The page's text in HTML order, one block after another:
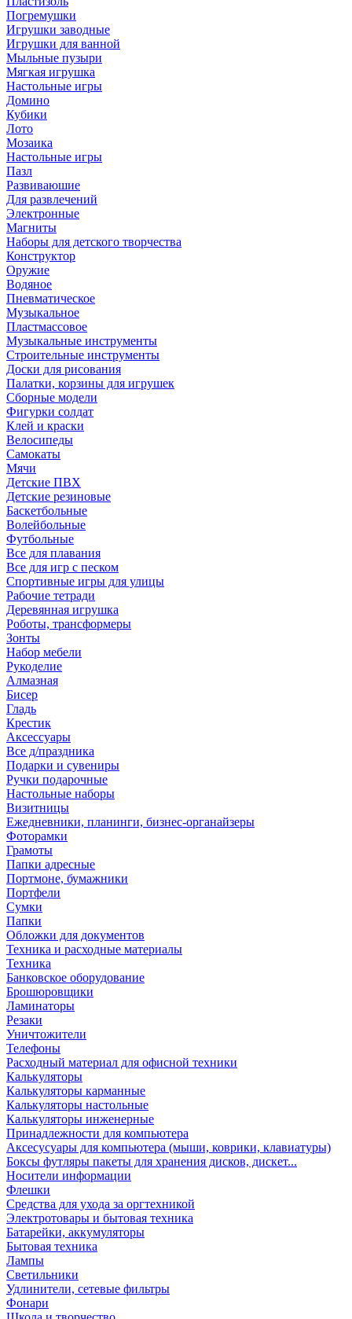
Погремушки
Игрушки заводные
Игрушки для ванной
Мыльные пузыри
Мягкая игрушка
Настольные игры
Домино
Кубики
Лото
Мозаика
Настольные игры
Пазл
Развиваюшие
Для развлечений
Электронные
Магниты
Наборы для детского творчества
Конструктор
Оружие
Водяное
Пневматическое
Музыкальное
Пластмассовое
Музыкальные инструменты
Строительные инструменты
Доски для рисования
Палатки, корзины для игрушек
Сборные модели
Фигурки солдат
Клей и краски
Велосипеды
Самокаты
Мячи
Детские ПВХ
Детские резиновые
Баскетбольные
Волейбольные
Футбольные
Все для плавания
Все для игр с песком
Спортивные игры для улицы
Рабочие тетради
Деревянная игрушка
Роботы, трансформеры
Зонты
Набор мебели
Рукоделие
Алмазная
Бисер
Гладь
Крестик
Аксессуары
Все д/праздника
Подарки и сувениры
Ручки подарочные
Настольные наборы
Визитницы
Ежедневники, планинги, бизнес-органайзеры
Фоторамки
Грамоты
Папки адресные
Портмоне, бумажники
Портфели
Сумки
Папки
Обложки для документов
Техника и расходные материалы
Техника
Банковское оборудование
Брошюровщики
Ламинаторы
Резаки
Уничтожители
Телефоны
Расходный материал для офисной техники
Калькуляторы
Калькуляторы карманные
Калькуляторы настольные
Калькуляторы инженерные
Принадлежности для компьютера
Аксесусуары для компьютера (мыши, коврики, клавиатуры)
Боксы футляры пакеты для хранения дисков, дискет...
Носители информации
Флешки
Средства для ухода за оргтехникой
Электротовары и бытовая техника
Батарейки, аккумуляторы
Бытовая техника
Лампы
Светильники
Удлинители, сетевые фильтры
Фонари